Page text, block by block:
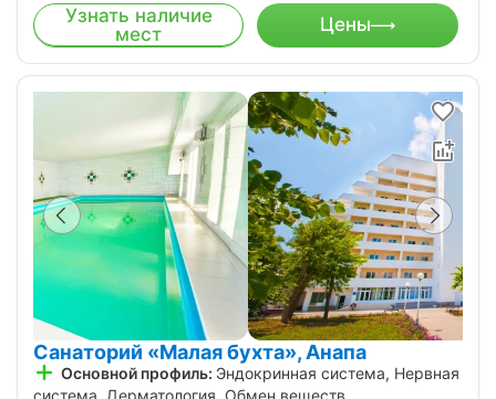
Узнать наличие
мест
Цены
Санаторий «Малая бухта», Анапа
Основной профиль: Эндокринная система, Нервная
система, Дерматология, Обмен веществ,